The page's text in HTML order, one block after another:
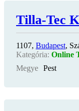
Tilla-Tec
1107, Budapest,
Kategória: Online
Megye Pest